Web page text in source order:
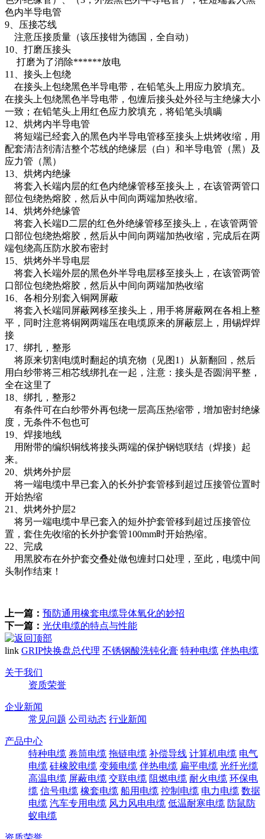
色内半导电管
9、压接芯线
注意压接质量（该压接钳为德国，全自动）
10、打磨压接头
打磨为了消除******放电
11、接头上包绕
在接头上包绕黑色半导电带，在铅笔头上用应力胶填充。
在接头上包绕黑色半导电带，包缠后接头处外径与主绝缘大小
一致；在铅笔头上用红色应力胶填充，将铅笔头填瞒
12、烘烤内半导电管
将短端已经套入的黑色内半导电管移至接头上烘烤收缩，用
配套清洁剂清洁整个芯线的绝缘层（白）和半导电管（黑）及
应力管（黑）
13、烘烤内绝缘
将套入长端内层的红色内绝缘管移至接头上，在该管两管口
部位包绕热熔胶，然后从中间向两端加热收缩。
14、烘烤外绝缘管
将套入长端D二层的红色外绝缘管移至接头上，在该管两管
口部位包绕热熔胶，然后从中间向两端加热收缩，完成后在两
端包绕高压防水胶布密封
15、烘烤外半导电层
将套入长端外层的黑色外半导电层移至接头上，在该管两管
口部位包绕热熔胶，然后从中间向两端加热收缩
16、各相分别套入铜网屏蔽
将套入长端同屏蔽网移至接头上，用手将屏蔽网在各相上整
平，同时注意将铜网两端压在电缆原来的屏蔽层上，用锡焊焊
接
17、绑扎，整形
将原来切割电缆时翻起的填充物（见图1）从新翻回，然后
用白纱带将三相芯线绑扎在一起，注意：接头是否圆润平整，
全在这里了
18、绑扎，整形2
有条件可在白纱带外再包绕一层高压热缩带，增加密封绝缘
度，无条件不包也可
19、焊接地线
用附带的编织铜线将接头两端的保护钢铠联结（焊接）起
来。
20、烘烤外护层
将一端电缆中早已套入的长外护套管移到超过压接管位置时
开始热缩
21、烘烤外护层2
将另一端电缆中早已套入的短外护套管移到超过压接管位
置，套住先收缩的长外护套管100mm时开始热缩。
22、完成
用黑胶布在外护套交叠处做包缠封口处理，至此，电缆中间
头制作结束！
上一篇： 预防通用橡套电缆导体氧化的妙招
下一篇： 光伏电缆的特点与性能
link GRIP快换盘总代理 不锈钢酸洗钝化膏 特种电缆 伴热电缆
关于我们
资质荣誉
企业新闻
常见问题 公司动态 行业新闻
产品中心
特种电缆 卷筒电缆 拖链电缆 补偿导线 计算机电缆 电气
电缆 硅橡胶电缆 变频电缆 伴热电缆 扁平电缆 光纤光缆
高温电缆 屏蔽电缆 交联电缆 阻燃电缆 耐火电缆 环保电
缆 信号电缆 橡套电缆 船用电缆 控制电缆 电力电缆 数据
电缆 汽车专用电缆 风力风电电缆 低温耐寒电缆 防鼠防
蚁电缆